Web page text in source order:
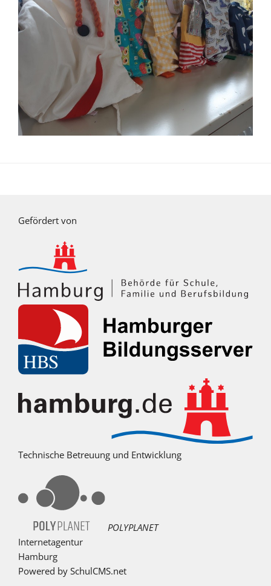
Gefördert von
Technische Betreuung und Entwicklung
POLYPLANET
Internetagentur
Hamburg
Powered by SchulCMS.net